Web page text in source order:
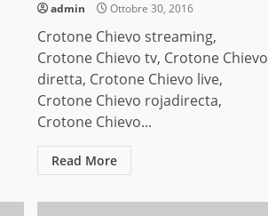
admin Ottobre 30, 2016
Crotone Chievo streaming,
Crotone Chievo tv, Crotone Chievo
diretta, Crotone Chievo live,
Crotone Chievo rojadirecta,
Crotone Chievo...
Read More